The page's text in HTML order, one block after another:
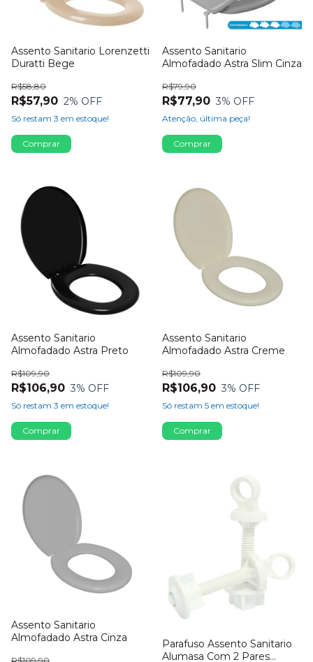
Assento Sanitario Lorenzetti
Duratti Bege
R$57,90
R$58,80
2% OFF
Só restam 3 em estoque!
Assento Sanitario
Almofadado Astra Slim Cinza
R$77,90
R$79,90
3% OFF
Atenção, última peça!
Assento Sanitario
Almofadado Astra Preto
R$106,90
R$109,90
3% OFF
Só restam 3 em estoque!
Assento Sanitario
Almofadado Astra Creme
R$106,90
R$109,90
3% OFF
Só restam 5 em estoque!
Assento Sanitario
Almofadado Astra Cinza
Parafuso Assento Sanitario
Alumasa Com 2 Pares